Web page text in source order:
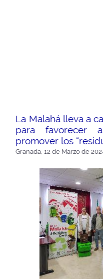
La Malahá lleva a
para favorecer
promover los
Granada, 12 de Marzo de